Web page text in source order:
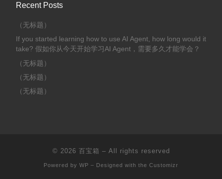
Recent Posts
（无标题）
If you started learning how to use AI Agent, how long would it
take? 假如你从今天开始学习AI Agent，需要多久才能学会？
（无标题）
（无标题）
（无标题）
© 2026 百宝箱 – All rights reserved
Powered by WP – Designed with the Customizr